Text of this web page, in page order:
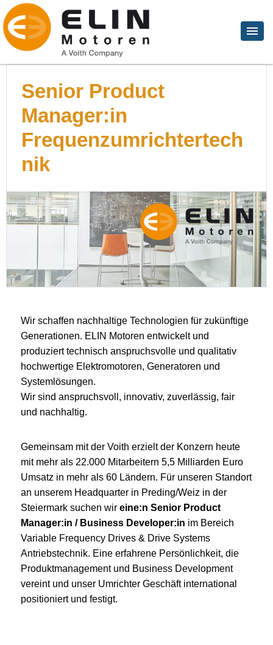
Senior Product
Manager:in
Frequenzumrichtertech
nik
Wir schaffen nachhaltige Technologien für zukünftige
Generationen. ELIN Motoren entwickelt und
produziert technisch anspruchsvolle und qualitativ
hochwertige Elektromotoren, Generatoren und
Systemlösungen.
Wir sind anspruchsvoll, innovativ, zuverlässig, fair
und nachhaltig.
Gemeinsam mit der Voith erzielt der Konzern heute
mit mehr als 22.000 Mitarbeitern 5,5 Milliarden Euro
Umsatz in mehr als 60 Ländern. Für unseren Standort
an unserem Headquarter in Preding/Weiz in der
Steiermark suchen wir eine:n Senior Product
Manager:in / Business Developer:in im Bereich
Variable Frequency Drives & Drive Systems
Antriebstechnik. Eine erfahrene Persönlichkeit, die
Produktmanagement und Business Development
vereint und unser Umrichter Geschäft international
positioniert und festigt.